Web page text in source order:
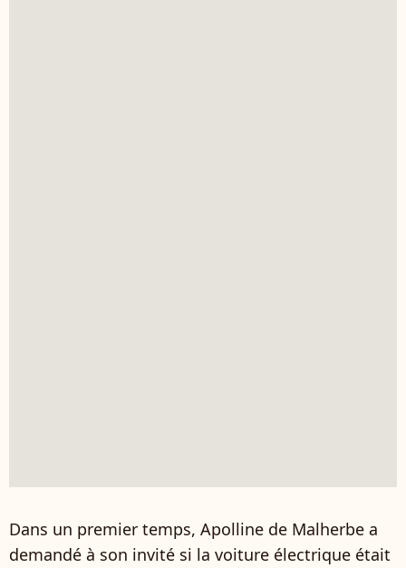
Dans un premier temps, Apolline de Malherbe a
demandé à son invité si la voiture électrique était